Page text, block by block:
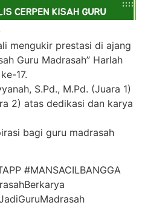
mengukir prestasi di ajang
Guru Madrasah” Harlah
17.
S.Pd., M.Pd. (Juara 1)
2) atas dedikasi dan karya
bagi guru madrasah
#MANSACILBANGGA